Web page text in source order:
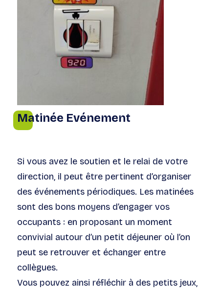
Matinée Evénement
Si vous avez le soutien et le relai de votre
direction, il peut être pertinent d’organiser
des événements périodiques. Les matinées
sont des bons moyens d’engager vos
occupants : en proposant un moment
convivial autour d’un petit déjeuner où l’on
peut se retrouver et échanger entre
collègues.
Vous pouvez ainsi réfléchir à des petits jeux,